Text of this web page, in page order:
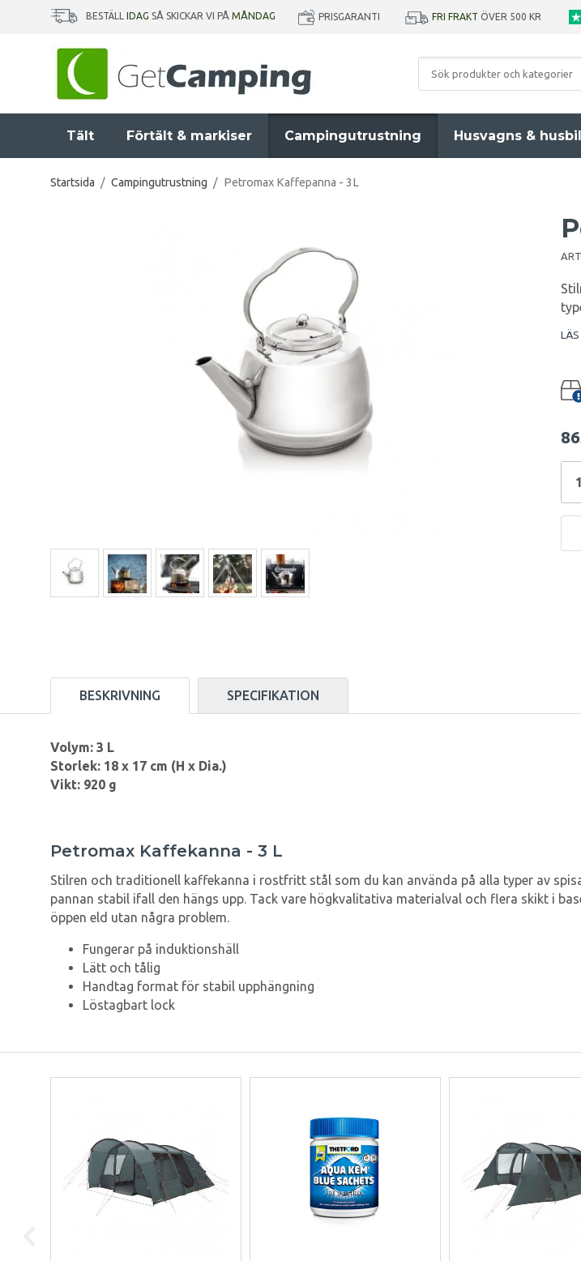
BESTÄLL IDAG SÅ SKICKAR VI PÅ MÅNDAG PRISGARANTI FRI FRAKT ÖVER 500 KR
Tält Förtält & markiser Campingutrustning Husvagns &
Startsida / Campingutrustning / Petromax Kaffepanna - 3L
LÄS
BESKRIVNING SPECIFIKATION
Volym: 3 L
Storlek: 18 x 17 cm (H x Dia.)
Vikt: 920 g
Petromax Kaffekanna - 3 L
Stilren och traditionell kaffekanna i rostfritt stål som du kan använda på alla typer av
pannan stabil ifall den hängs upp. Tack vare högkvalitativa materialval och flera skikt i
öppen eld utan några problem.
Fungerar på induktionshäll
Lätt och tålig
Handtag format för stabil upphängning
Löstagbart lock